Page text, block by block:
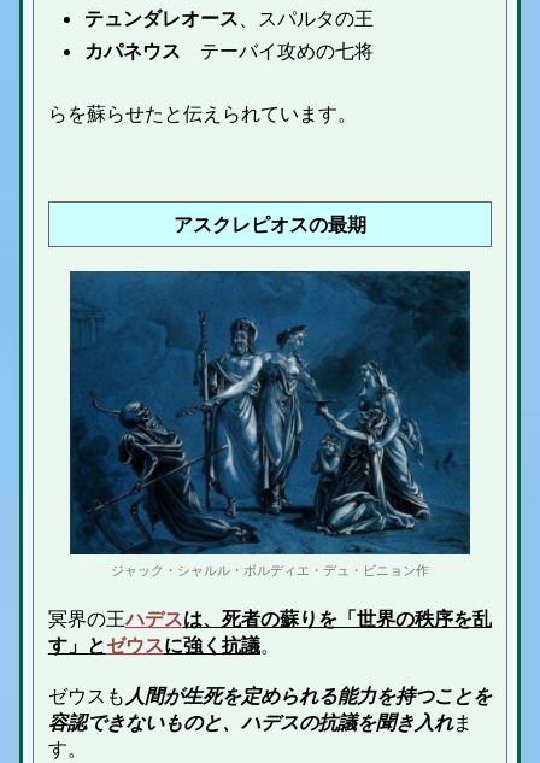
テュンダレオース、スパルタの王
カパネウス テーバイ攻めの七将
らを蘇らせたと伝えられています。
アスクレピオスの最期
ジャック・シャルル・ボルディエ・デュ・ビニョン作
冥界の王ハデスは、死者の蘇りを「世界の秩序を乱
す」とゼウスに強く抗議。
ゼウスも 人間が生死を定められる能力を持つことを
容認できないものと、ハデスの抗議を聞き入れま
す。